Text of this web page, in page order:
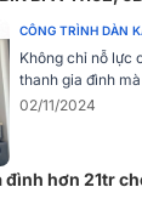
hiện đại,
trội. Thiết
người dùng
CÔNG TRÌNH DÀN
Không chỉ nỗ lực
thanh gia đình
02/11/2024
hơn 21tr